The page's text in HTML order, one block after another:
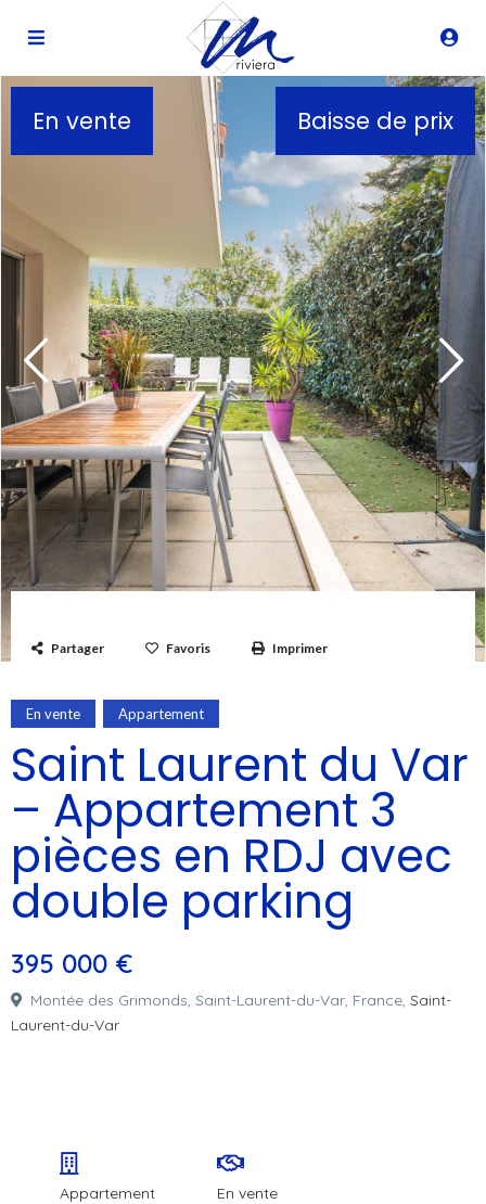
Description
Baisse de prix
En vente
En vente Appartement
Saint Laurent du Var
– Appartement 3
pièces en RDJ avec
double parking
395 000 €
Montée des Grimonds, Saint-Laurent-du-Var, France, Saint-
Laurent-du-Var
Partager Favoris Imprimer
Appartement En vente